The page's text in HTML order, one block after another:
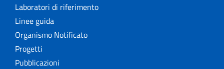
Laboratori di riferimento
Linee guida
Organismo Notificato
Progetti
Pubblicazioni